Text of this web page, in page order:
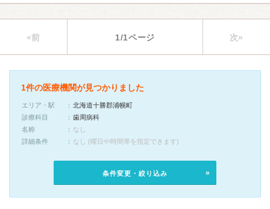
«前 1/1ページ 次»
1件の医療機関が見つかりました
エリア・駅
北海道十勝郡浦幌町
診療科目
歯周病科
名称
なし
詳細条件
なし (曜日や時間帯を指定できます)
条件変更・絞り込み